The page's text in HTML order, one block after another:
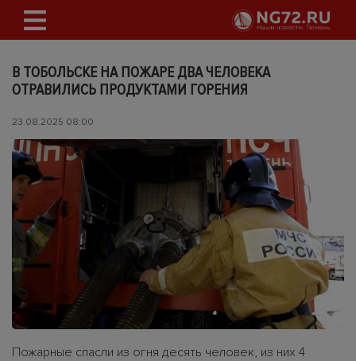
В ТОБОЛЬСКЕ НА ПОЖАРЕ ДВА ЧЕЛОВЕКА
ОТРАВИЛИСЬ ПРОДУКТАМИ ГОРЕНИЯ
23.08.2025 08:00
Пожарные спасли из огня десять человек, из них 4